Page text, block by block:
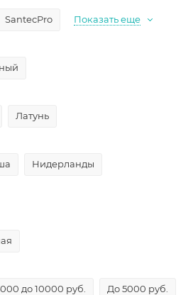
SantecPro Показать еще
Латунь
Нидерланды
до 10000 руб. До 5000 руб.